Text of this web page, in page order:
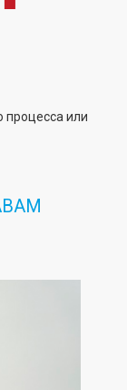
процесса или